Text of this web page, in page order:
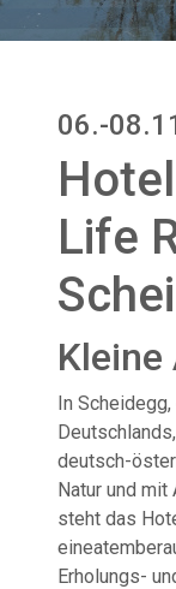
06.-
Life
Kleine
In
deutsch-
Natur und
steht das
Erholungs-